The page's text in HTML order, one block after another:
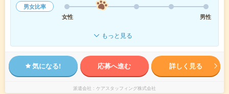
男女比率
女性
男性
もっと見る
気になる! 応募へ進む 詳しく見る
派遣会社 ケアスタッフィング株式会社